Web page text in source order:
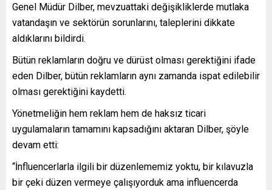
Genel Müdür Dilber, mevzuattaki değişikliklerde mutlaka
vatandaşın ve sektörün sorunlarını, taleplerini dikkate
aldıklarını bildirdi.
Bütün reklamların doğru ve dürüst olması gerektiğini ifade
eden Dilber, bütün reklamların aynı zamanda ispat edilebilir
olması gerektiğini kaydetti.
Yönetmeliğin hem reklam hem de haksız ticari
uygulamaların tamamını kapsadığını aktaran Dilber, şöyle
devam etti:
“İnfluencerlarla ilgili bir düzenlememiz yoktu, bir kılavuzla
bir çeki düzen vermeye çalışıyorduk ama influencerda